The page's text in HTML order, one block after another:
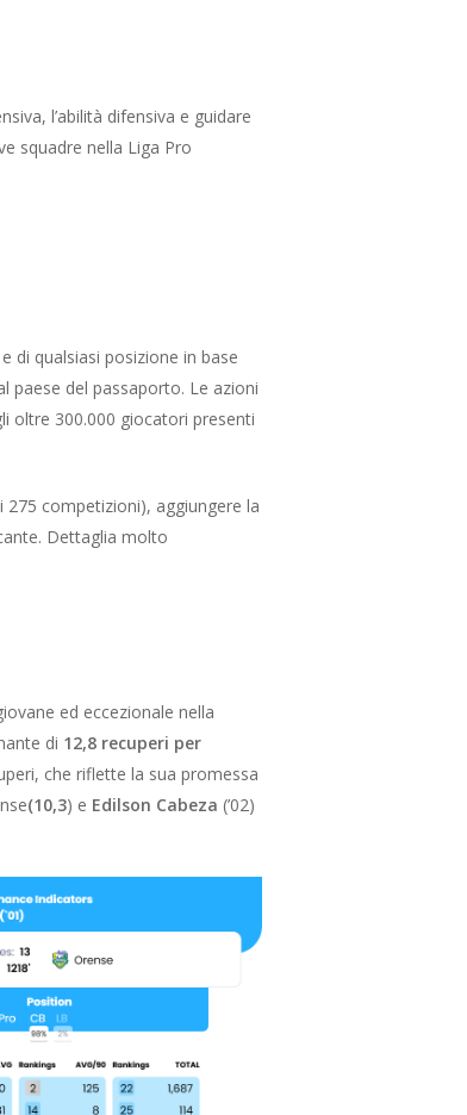
l’abilità difensiva e guidare
squadre nella Liga Pro
di qualsiasi posizione in base
paese del passaporto. Le azioni
oltre 300.000 giocatori presenti
competizioni), aggiungere la
Dettaglia molto
ed eccezionale nella
di 12,8 recuperi per
, che riflette la sua promessa
(10,3) e Edilson Cabeza (’02)